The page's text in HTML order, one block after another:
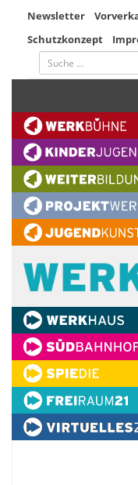
Newsletter
Schutzkonzept